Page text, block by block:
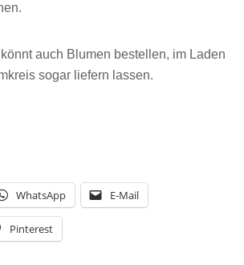
auch Blumen bestellen, im Laden
sogar liefern lassen.
WhatsApp E-Mail
Pinterest